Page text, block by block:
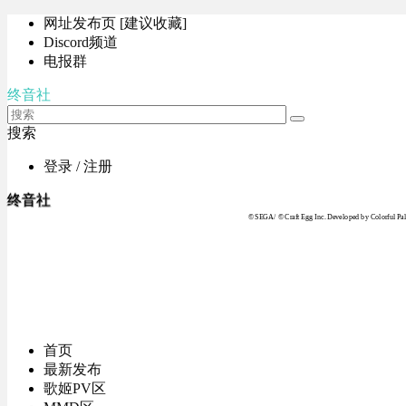
网址发布页 [建议收藏]
Discord频道
电报群
终音社
搜索
登录 / 注册
终音社
© SEGA / © Craft Egg Inc. Developed by Colorful
首页
最新发布
歌姬PV区